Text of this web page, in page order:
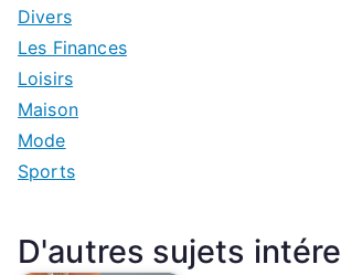
Divers
Les Finances
Loisirs
Maison
Mode
Sports
D'autres sujets